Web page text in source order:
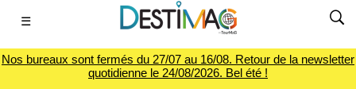
☰
Nos bureaux sont fermés du 27/07 au 16/08. Retour de la newsletter
quotidienne le 24/08/2026. Bel été !